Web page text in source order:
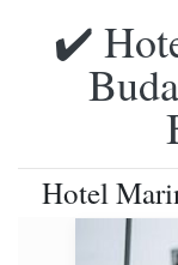
✔️
Hotel